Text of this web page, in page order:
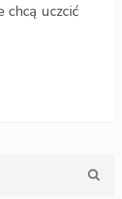
chcą uczcić